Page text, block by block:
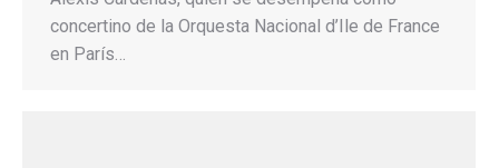
concertino de la Orquesta Nacional d’Ile de France
en París…